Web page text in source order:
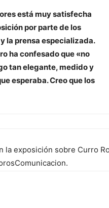
está muy satisfecha
por parte de los
la prensa especializada.
ha confesado que «no
tan elegante, medido y
esperaba. Creo que los
la exposición sobre Curro